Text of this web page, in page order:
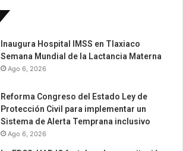
Inaugura Hospital IMSS en Tlaxiaco
Semana Mundial de la Lactancia Materna
Ago 6, 2026
Reforma Congreso del Estado Ley de
Protección Civil para implementar un
Sistema de Alerta Temprana inclusivo
Ago 6, 2026